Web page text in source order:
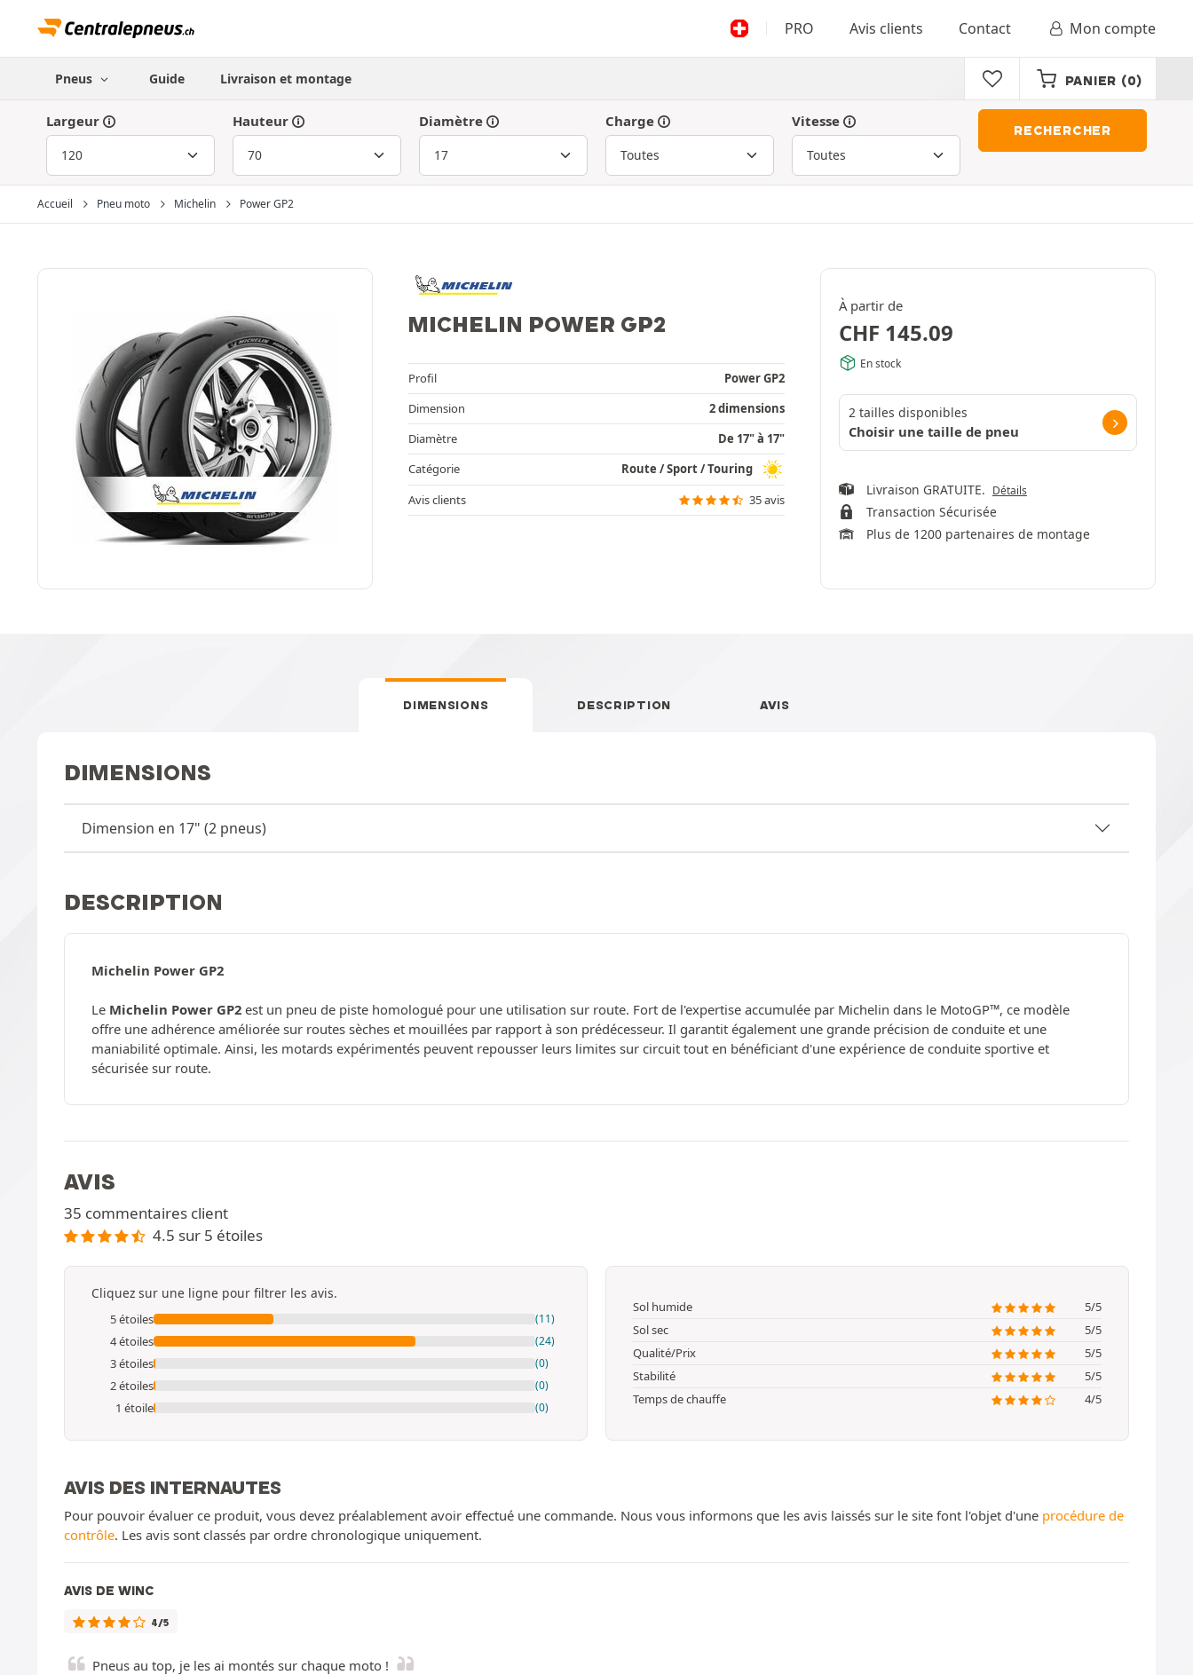
PRO Avis clients Contact Mon compte
Pneus Guide Livraison et montage PANIER (0)
Largeur Hauteur Diamètre Charge Vitesse
RECHERCHER
Accueil Pneu moto Michelin Power GP2
MICHELIN POWER GP2
Profil
Power GP2
Dimension
2 dimensions
Diamètre
De 17" à 17"
Catégorie
Route / Sport / Touring
Avis clients
35 avis
À partir de
CHF 145.09
En stock
2 tailles disponibles
Choisir une taille de pneu
Livraison GRATUITE. Détails
Transaction Sécurisée
Plus de 1200 partenaires de montage
DIMENSIONS DESCRIPTION AVIS
DIMENSIONS
Dimension en 17" (2 pneus)
DESCRIPTION
Michelin Power GP2
Le Michelin Power GP2 est un pneu de piste homologué pour une utilisation sur route. Fort de l'expertise accumulée par Michelin dans le MotoGP™, ce modèle
offre une adhérence améliorée sur routes sèches et mouillées par rapport à son prédécesseur. Il garantit également une grande précision de conduite et une
maniabilité optimale. Ainsi, les motards expérimentés peuvent repousser leurs limites sur circuit tout en bénéficiant d'une expérience de conduite sportive et
sécurisée sur route.
AVIS
35 commentaires client
4.5 sur 5 étoiles
Cliquez sur une ligne pour filtrer les avis.
5 étoiles (11)
4 étoiles (24)
3 étoiles (0)
2 étoiles (0)
1 étoile (0)
Sol humide
5/5
Sol sec
5/5
Qualité/Prix
5/5
Stabilité
5/5
Temps de chauffe
4/5
AVIS DES INTERNAUTES
Pour pouvoir évaluer ce produit, vous devez préalablement avoir effectué une commande. Nous vous informons que les avis laissés sur le site font l'objet d'une procédure de
contrôle. Les avis sont classés par ordre chronologique uniquement.
AVIS DE WINC
4/5
Pneus au top, je les ai montés sur chaque moto !